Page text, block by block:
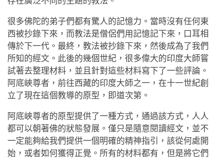
很多佛陀的弟子們都有驚人的記憶力。當時沒有任何東
西被抄錄下來，而教法是僧侶們用記憶記下來，口耳相
傳於下一代。最終，教法被抄錄下來，然後成為了我們
所知的經文。此後的幾個世紀，很多偉大的印度大師嘗
試著去整理材料，並且針對這些材料寫下了一些評論。
阿底峽尊者，前往西藏的印度大師之一，在十一世紀創
立了現在這個教導的原型，即道次第。
阿底峽尊者的原型提供了一種方式，通過該方式，人人
都可以朝著佛的狀態發展。僅只是隨意閱讀經文，並不
一定能夠給我們提供一個明確的精神指引，該從何處開
始，或者如何獲得正覺。所有的材料都有，但是將它們